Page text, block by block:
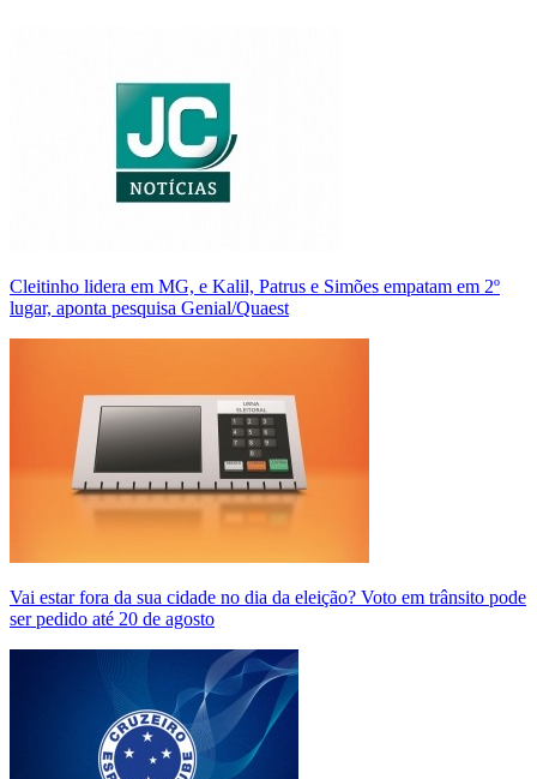
Cleitinho lidera em MG, e Kalil, Patrus e Simões empatam em 2º
lugar, aponta pesquisa Genial/Quaest
Vai estar fora da sua cidade no dia da eleição? Voto em trânsito pode
ser pedido até 20 de agosto